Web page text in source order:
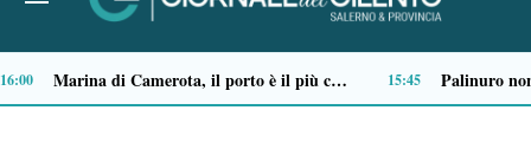
Tensione al Pronto soccorso del “Ruggi”, volontario aggredito durante una missione 09:03 Ordigno bellico riaffiora in un terreno di Battipaglia: scatta la messa in sicurezza 09:01